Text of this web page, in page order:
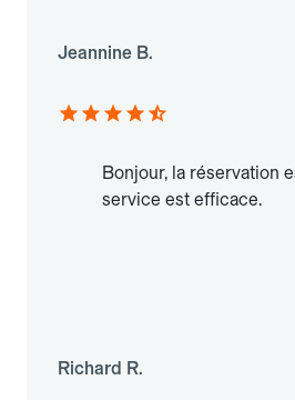
Jeannine B.
Bonjour, la réservation
service est efficace.
Richard R.